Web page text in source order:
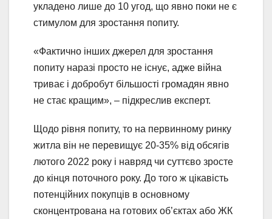
укладено лише до 10 угод, що явно поки не є
стимулом для зростання попиту.
«Фактично інших джерел для зростання
попиту наразі просто не існує, адже війна
триває і добробут більшості громадян явно
не стає кращим», – підкреслив експерт.
Щодо рівня попиту, то на первинному ринку
житла він не перевищує 20-35% від обсягів
лютого 2022 року і навряд чи суттєво зросте
до кінця поточного року. До того ж цікавість
потенційних покупців в основному
сконцентрована на готових об’єктах або ЖК